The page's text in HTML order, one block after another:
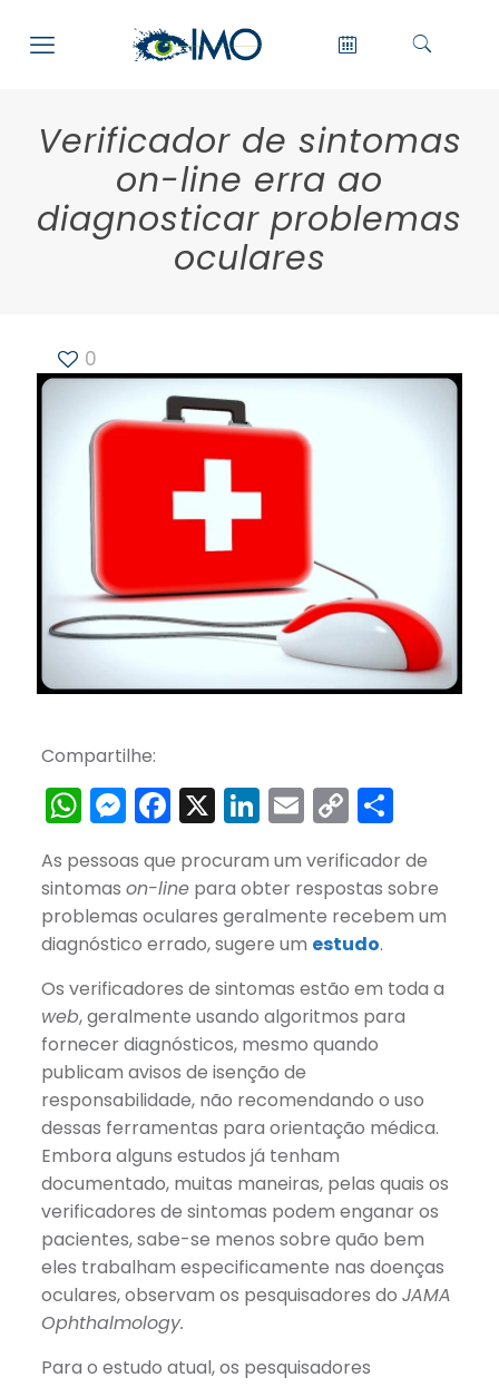
Verificador de sintomas
on-line erra ao
diagnosticar problemas
oculares
0
Compartilhe:
WhatsApp
Messenger
Facebook
X LinkedIn
Email
Copy
Link
Share
As pessoas que procuram um verificador de
sintomas on-linepara obter respostas sobre
problemas oculares geralmente recebem um
diagnóstico errado, sugere um estudo.
Os verificadores de sintomas estão em toda a
web, geralmente usando algoritmos para
fornecer diagnósticos, mesmo quando
publicam avisos de isenção de
responsabilidade, não recomendando o uso
dessas ferramentas para orientação médica.
Embora alguns estudos já tenham
documentado, muitas maneiras, pelas quais os
verificadores de sintomas podem enganar os
pacientes, sabe-se menos sobre quão bem
eles trabalham especificamente nas doenças
oculares, observam os pesquisadores do JAMA
Ophthalmology.
Para o estudo atual, os pesquisadores